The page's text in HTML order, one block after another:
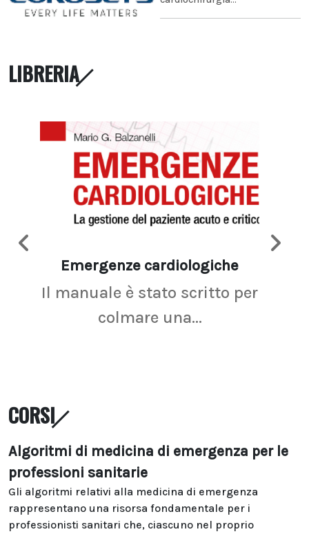
LIBRERIA
Emergenze cardiologiche
Il manuale è stato scritto per
colmare una...
CORSI
Algoritmi di medicina di emergenza per le
professioni sanitarie
Gli algoritmi relativi alla medicina di emergenza
rappresentano una risorsa fondamentale per i
professionisti sanitari che, ciascuno nel proprio